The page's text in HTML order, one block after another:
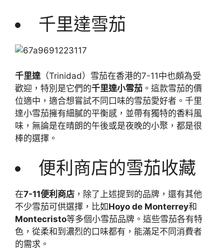
千里達雪茄
千里達 （Trinidad）雪茄在香港的7-11中也頗為受
歡迎，特別是它們的千里達小雪茄 。這款雪茄的價
位適中，適合想嘗試不同口味的雪茄愛好者。千里
達小雪茄擁有細膩的平衡感，並帶有獨特的香料風
味，無論是在晴朗的午後或是夜晚的小聚，都是很
棒的選擇。
便利商店的雪茄收藏
在7-11便利商店 ，除了上述提到的品牌，還有其他
不少雪茄可供選擇，比如 Hoyo de Monterrey和
Montecristo等多個小雪茄品牌。這些雪茄各有特
色，從柔和到濃烈的口味都有，能滿足不同消費者
的需求。